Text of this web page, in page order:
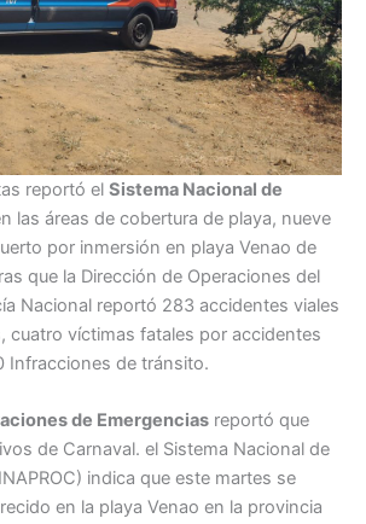
reportó el Sistema Nacional de
las áreas de cobertura de playa, nueve
por inmersión en playa Venao de
que la Dirección de Operaciones del
Nacional reportó 283 accidentes viales
cuatro víctimas fatales por accidentes
Infracciones de tránsito.
de Emergencias reportó que
de Carnaval. el Sistema Nacional de
indica que este martes se
en la playa Venao en la provincia